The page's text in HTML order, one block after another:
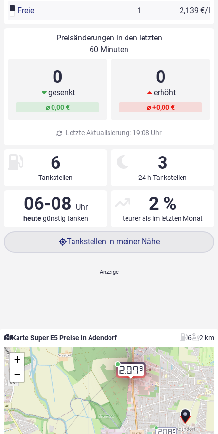
Freie 1 2,139 €/l
Preisänderungen in den letzten
60 Minuten
0
gesenkt
⌀ 0,00 €
0
erhöht
⌀ +0,00 €
Letzte Aktualisierung: 19:08 Uhr
6
Tankstellen
3
24 h Tankstellen
06-08 Uhr
heutegünstig tanken
2 %
teurer als im letzten Monat
Tankstellen in meiner Nähe
Karte Super E5 Preise in Adendorf 6 2 km
2.079
2.089
+
−